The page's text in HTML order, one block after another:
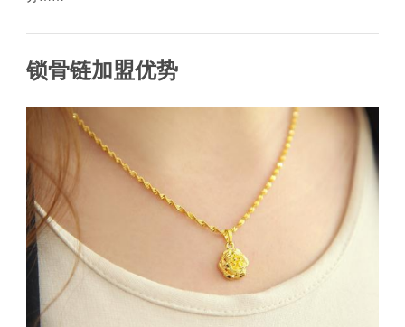
锁骨链加盟优势